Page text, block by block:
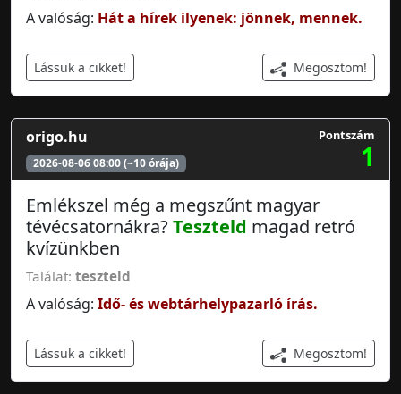
A valóság: Hát a hírek ilyenek: jönnek, mennek.
Lássuk a cikket! Megosztom!
origo.hu
2026-08-06 08:00 (~10 órája)
Pontszám
1
Emlékszel még a megszűnt magyar
tévécsatornákra?Teszteld magad retró
kvízünkben
Találat: teszteld
A valóság: Idő- és webtárhelypazarló írás.
Lássuk a cikket! Megosztom!